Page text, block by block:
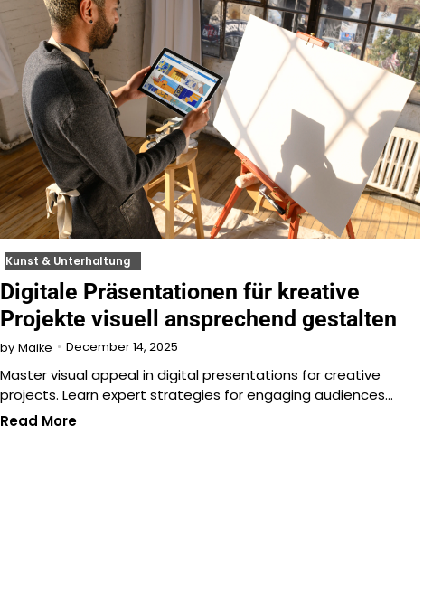
Kunst & Unterhaltung
Digitale Präsentationen für kreative
Projekte visuell ansprechend gestalten
by Maike December 14, 2025
Master visual appeal in digital presentations for creative
projects. Learn expert strategies for engaging audiences…
Read More